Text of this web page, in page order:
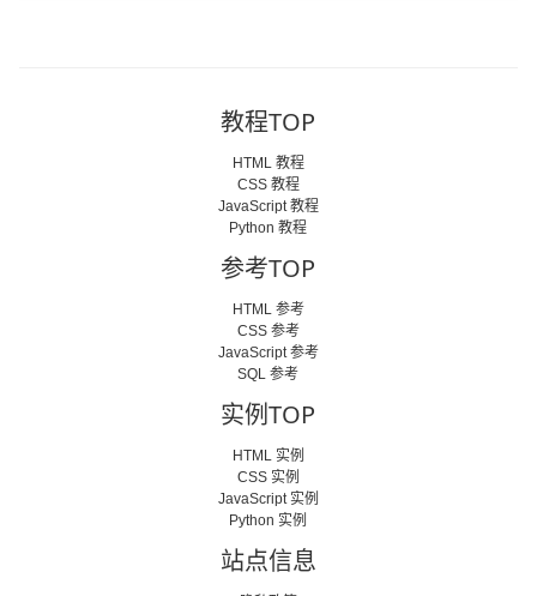
教程TOP
HTML 教程
CSS 教程
JavaScript 教程
Python 教程
参考TOP
HTML 参考
CSS 参考
JavaScript 参考
SQL 参考
实例TOP
HTML 实例
CSS 实例
JavaScript 实例
Python 实例
站点信息